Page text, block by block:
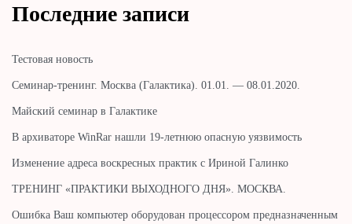
Последние записи
Тестовая новость
Cеминар-тренинг. Москва (Галактика). 01.01. — 08.01.2020.
Майский семинар в Галактике
В архиваторе WinRar нашли 19-летнюю опасную уязвимость
Изменение адреса воскресных практик с Ириной Галинко
ТРЕНИНГ «ПРАКТИКИ ВЫХОДНОГО ДНЯ». МОСКВА.
Ошибка Ваш компьютер оборудован процессором предназначенным